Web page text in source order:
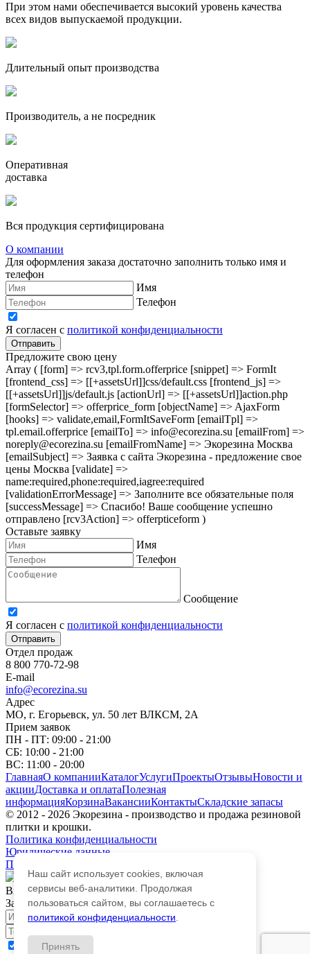
При этом нами обеспечивается высокий уровень качества
всех видов выпускаемой продукции.
Длительный опыт производства
Производитель, а не посредник
Оперативная
доставка
Вся продукция сертифицирована
О компании
Для оформления заказа достаточно заполнить только имя и
телефон
Имя
Телефон
Я согласен с политикой конфиденциальности
Отправить
Предложите свою цену
Array ( [form] => rcv3,tpl.form.offerprice [snippet] => FormIt
[frontend_css] => [[+assetsUrl]]css/default.css [frontend_js] =>
[[+assetsUrl]]js/default.js [actionUrl] => [[+assetsUrl]]action.php
[formSelector] => offerprice_form [objectName] => AjaxForm
[hooks] => validate,email,FormItSaveForm [emailTpl] =>
tpl.email.offerprice [emailTo] => info@ecorezina.su [emailFrom] =>
noreply@ecorezina.su [emailFromName] => Экорезина Москва
[emailSubject] => Заявка с сайта Экорезина - предложение свое
цены Москва [validate] =>
name:required,phone:required,iagree:required
[validationErrorMessage] => Заполните все обязательные поля
[successMessage] => Спасибо! Ваше сообщение успешно
отправлено [rcv3Action] => offerpticeform )
Оставьте заявку
Имя
Телефон
Сообщение
Я согласен с политикой конфиденциальности
Отправить
Отдел продаж
8 800 770-72-98
E-mail
info@ecorezina.su
Адрес
МО, г. Егорьевск, ул. 50 лет ВЛКСМ, 2А
Прием заявок
ПН - ПТ: 09:00 - 21:00
СБ: 10:00 - 21:00
ВС: 11:00 - 20:00
ГлавнаяО компанииКаталогУслугиПроектыОтзывыНовости и
акцииДоставка и оплатаПолезная
информацияКорзинаВакансииКонтактыСкладские запасы
© 2012 - 2026 Экорезина - производство и продажа резиновой
плитки и крошки.
Политика конфиденциальности
Юридические данные
Политика обработки персональных данных
Выберите город
Закажите обратный звонок
Имя
Наш сайт использует cookies, включая
сервисы веб-аналитики. Продолжая
пользоваться сайтом, вы соглашаетесь с
политикой конфиденциальности
Принять